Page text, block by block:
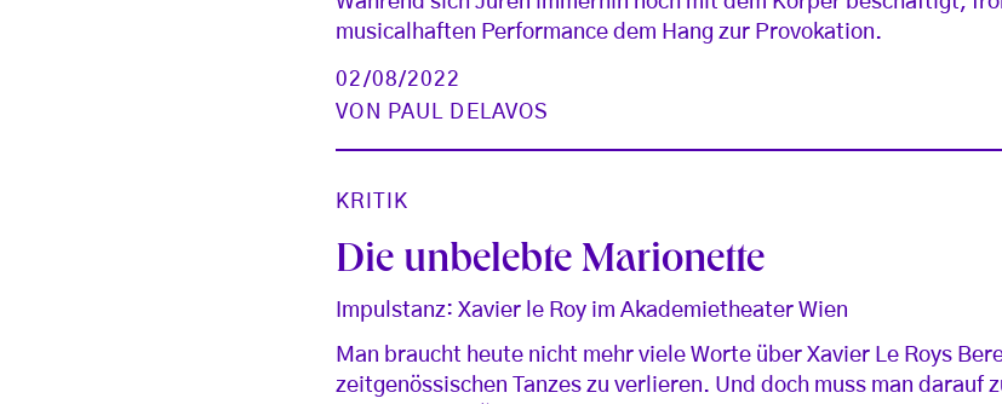
musicalhaften Performance dem Hang zur Provokation.
02/08/2022
VON
PAUL DELAVOS
KRITIK
Die unbelebte Marionette
Impulstanz: Xavier le Roy im Akademietheater Wien
Man braucht heute nicht mehr viele Worte über Xavier Le Roys
zeitgenössischen Tanzes zu verlieren. Und doch muss man darauf